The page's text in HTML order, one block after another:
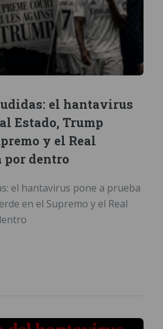
el hantavirus
Estado, Trump
y el Real
dentro
el hantavirus pone a prueba
en el Supremo y el Real